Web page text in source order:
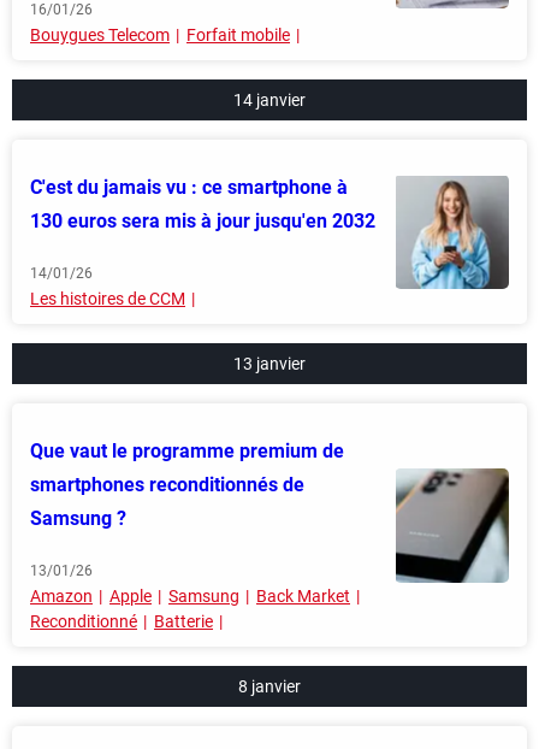
16/01/26
Bouygues Telecom Forfait mobile
14 janvier
C'est du jamais vu : ce smartphone à
130 euros sera mis à jour jusqu'en 2032
14/01/26
Les histoires de CCM
13 janvier
Que vaut le programme premium de
smartphones reconditionnés de
Samsung ?
13/01/26
Amazon Apple Samsung
Back Market
Reconditionné
Batterie
8 janvier